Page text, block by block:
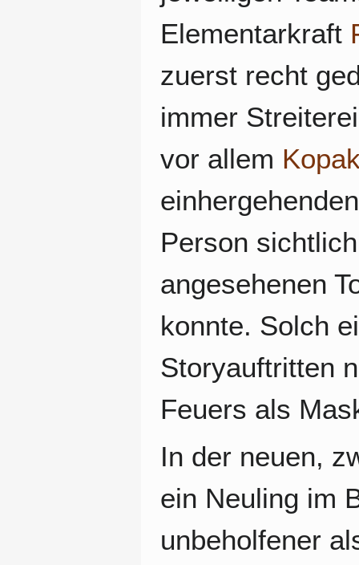
Elementarkraft
zuerst recht
immer
vor allem
Person
angesehenen
konnte. Solch
Storyauftritten
Feuers als
In der neuen,
ein Neuling im
unbeholfener